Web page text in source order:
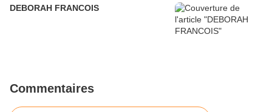
DEBORAH FRANCOIS
Commentaires